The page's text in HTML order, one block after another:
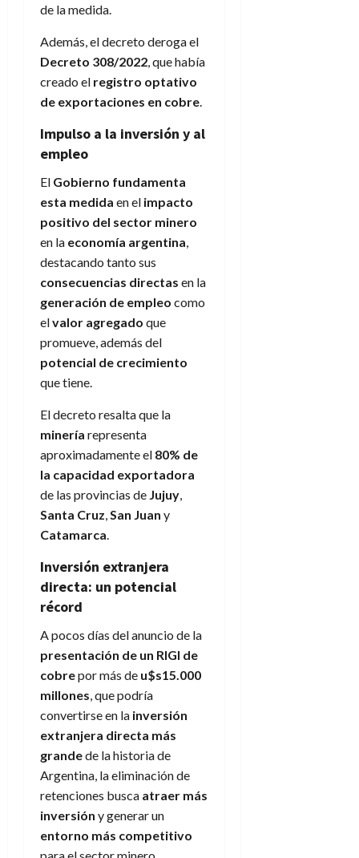
de la medida.
Además, el decreto deroga el
Decreto 308/2022, que había
creado el registro optativo
de exportaciones en cobre.
Impulso a la inversión y al
empleo
El Gobierno fundamenta
esta medida en el impacto
positivo del sector minero
en la economía argentina,
destacando tanto sus
consecuencias directas en la
generación de empleo como
elvalor agregado que
promueve, además del
potencial de crecimiento
que tiene.
El decreto resalta que la
minería representa
aproximadamente el 80% de
la capacidad exportadora
de las provincias de Jujuy,
Santa Cruz,San Juan y
Catamarca.
Inversión extranjera
directa: un potencial
récord
A pocos días del anuncio de la
presentación de un RIGI de
cobrepor más de u$s15.000
millones, que podría
convertirse en la inversión
extranjera directa más
grandede la historia de
Argentina, la eliminación de
retenciones busca atraer más
inversión y generar un
entorno más competitivo